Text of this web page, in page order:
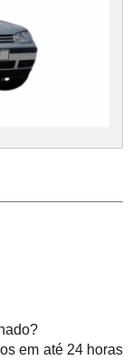
em até 24 horas